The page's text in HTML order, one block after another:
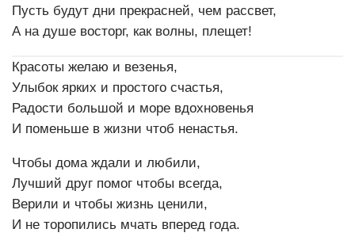
Пусть будут дни прекрасней, чем рассвет,
А на душе восторг, как волны, плещет!
Красоты желаю и везенья,
Улыбок ярких и простого счастья,
Радости большой и море вдохновенья
И поменьше в жизни чтоб ненастья.
Чтобы дома ждали и любили,
Лучший друг помог чтобы всегда,
Верили и чтобы жизнь ценили,
И не торопились мчать вперед года.